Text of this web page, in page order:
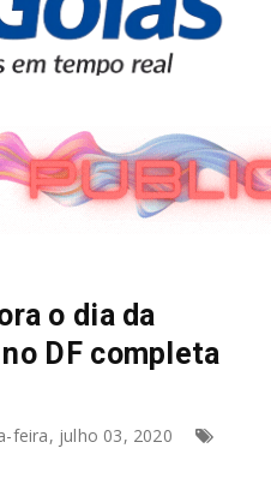
o dia da
DF completa
feira, julho 03, 2020